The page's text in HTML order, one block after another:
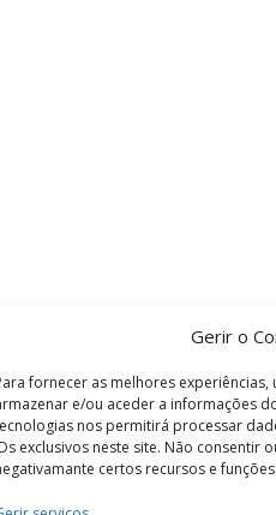
Gerir o
fornecer as melhores
e/ou aceder a informações
nos permitirá processar
exclusivos neste site. Não
certos recursos e funções.